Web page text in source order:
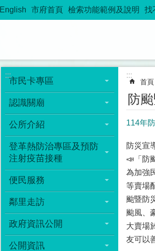
English 市府首頁 檢索功能範例及說明 找
:::
市民卡專區
認識關廟
公所介紹
登革熱防治專區及預防
注射疫苗接種
便民服務
鄰里走訪
政府資訊公開
公開資訊
:::
首頁
防
114年
防災宣
📣「防
為加強
等賣場
颱暨防
颱風、
大賣場
友可以